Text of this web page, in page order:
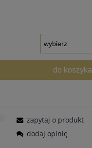
do koszyka
zapytaj o produkt
dodaj opinię